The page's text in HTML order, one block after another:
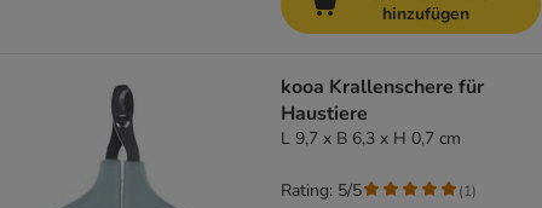
hinzufügen
kooa Krallenschere für
Haustiere
L 9,7 x B 6,3 x H 0,7 cm
Rating: 5/5 (1)